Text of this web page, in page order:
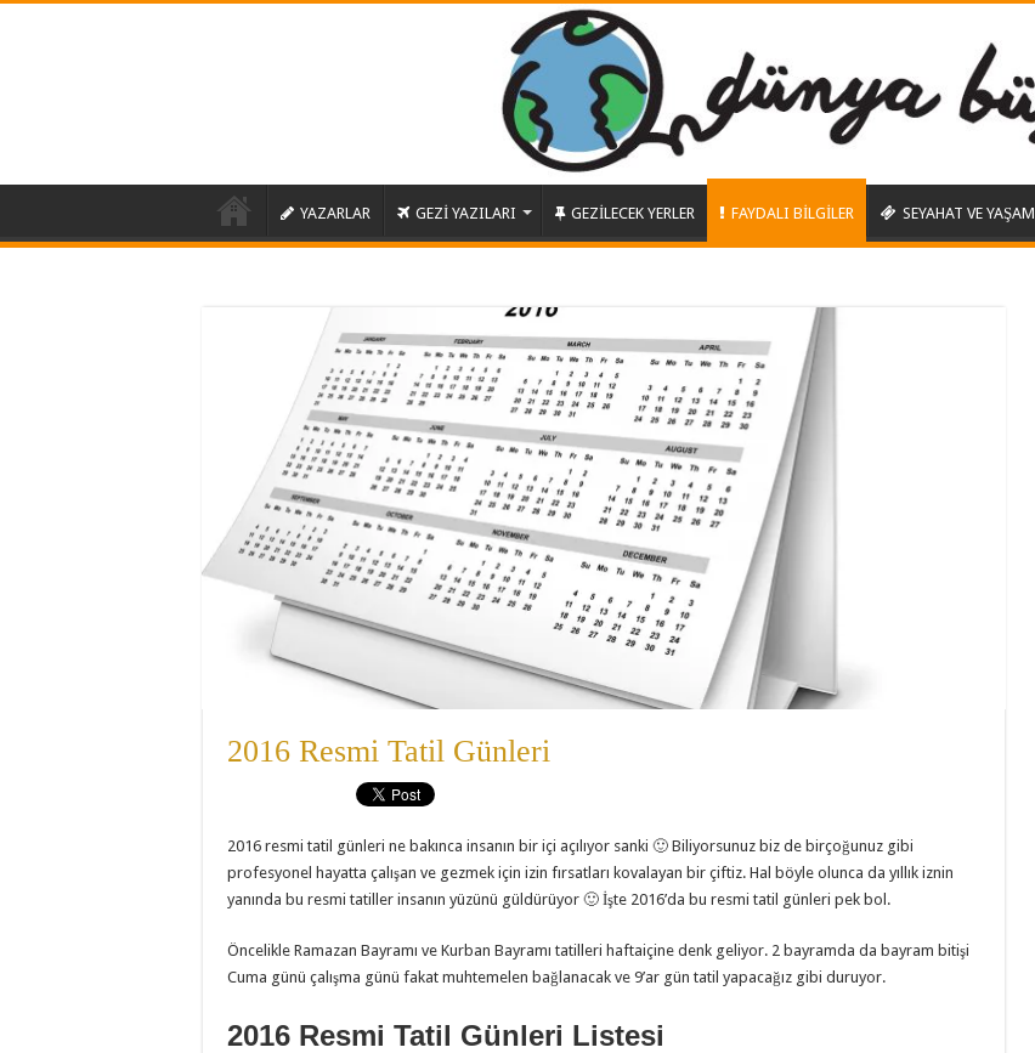
YAZARLAR GEZİ YAZILARI GEZİLECEK YERLER FAYDALI BİLGİLER SEYAHAT VE YAŞAM
2016 Resmi Tatil Günleri
2016 resmi tatil günleri ne bakınca insanın bir içi açılıyor sanki 🙂 Biliyorsunuz biz de birçoğunuz gibi
profesyonel hayatta çalışan ve gezmek için izin fırsatları kovalayan bir çiftiz. Hal böyle olunca da yıllık iznin
yanında bu resmi tatiller insanın yüzünü güldürüyor 🙂 İşte 2016’da bu resmi tatil günleri pek bol.
Öncelikle Ramazan Bayramı ve Kurban Bayramı tatilleri haftaiçine denk geliyor. 2 bayramda da bayram bitişi
Cuma günü çalışma günü fakat muhtemelen bağlanacak ve 9’ar gün tatil yapacağız gibi duruyor.
2016 Resmi Tatil Günleri Listesi